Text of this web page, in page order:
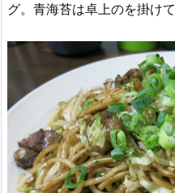
グ。青海苔は卓上のを掛けて